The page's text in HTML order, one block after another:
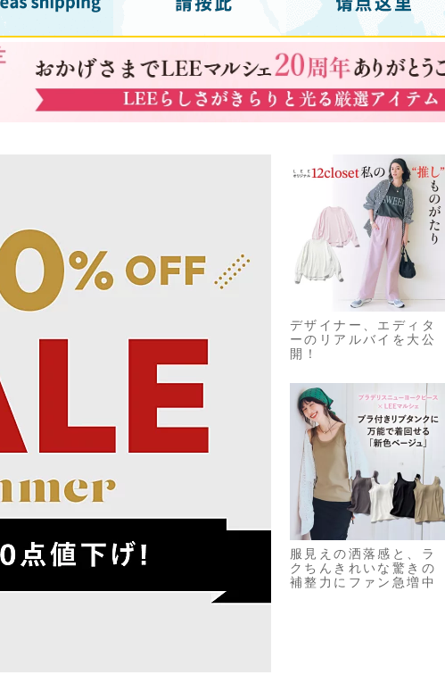
デザイナー、エディタ
ーのリアルバイを大公
開！
服見えの洒落感と、ラ
クちんきれいな驚きの
補整力にファン急増中